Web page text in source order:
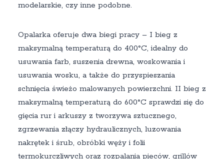
modelarskie, czy inne podobne.
Opalarka oferuje dwa biegi pracy – I bieg z
maksymalną temperaturą do 400°C, idealny do
usuwania farb, suszenia drewna, woskowania i
usuwania wosku, a także do przyspieszania
schnięcia świeżo malowanych powierzchni. II bieg z
maksymalną temperaturą do 600°C sprawdzi się do
gięcia rur i arkuszy z tworzywa sztucznego,
zgrzewania złączy hydraulicznych, luzowania
nakrętek i śrub, obróbki węży i folii
termokurczliwych oraz rozpalania pieców, grillów